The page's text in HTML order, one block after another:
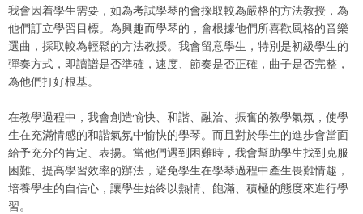
我會因着學生需要，如為考試學琴的會採取較為嚴格的方法教授，為
他們訂立學習目標。為興趣而學琴的，會根據他們所喜歡風格的音樂
選曲，採取較為輕鬆的方法教授。我會留意學生，特別是初級學生的
彈奏方式，即讀譜是否準確，速度、節奏是否正確，曲子是否完整，
為他們打好根基。
在教學過程中，我會創造愉快、和諧、融洽、振奮的教學氣氛，使學
生在充滿情感的和諧氣氛中愉快的學琴。而且對於學生的進步會當面
給予充分的肯定、表揚。當他們遇到困難時，我會幫助學生找到克服
困難、提高學習效率的辦法，避免學生在學琴過程中產生畏難情趣，
培養學生的自信心，讓學生始終以熱情、飽滿、積極的態度來進行學
習。